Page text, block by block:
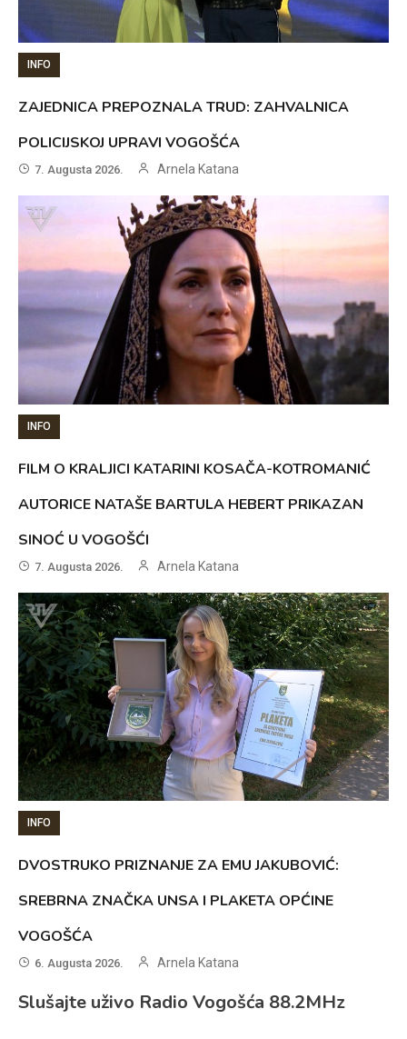
INFO
ZAJEDNICA PREPOZNALA TRUD: ZAHVALNICA
POLICIJSKOJ UPRAVI VOGOŠĆA
7. Augusta 2026. Arnela Katana
INFO
FILM O KRALJICI KATARINI KOSAČA-KOTROMANIĆ
AUTORICE NATAŠE BARTULA HEBERT PRIKAZAN
SINOĆ U VOGOŠĆI
7. Augusta 2026. Arnela Katana
INFO
DVOSTRUKO PRIZNANJE ZA EMU JAKUBOVIĆ:
SREBRNA ZNAČKA UNSA I PLAKETA OPĆINE
VOGOŠĆA
6. Augusta 2026. Arnela Katana
Slušajte uživo Radio Vogošća 88.2MHz